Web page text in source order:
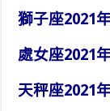
獅子座2021
處女座2021
天秤座2021